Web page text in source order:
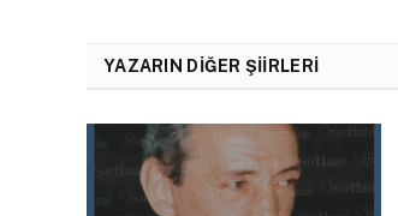
YAZARIN DIĞER ŞIIRLERI